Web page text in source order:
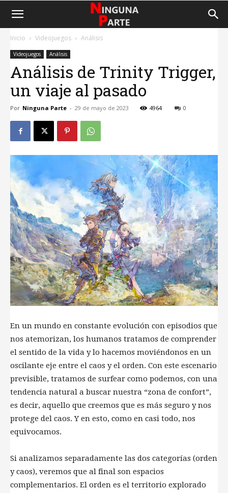
Inicio Videojuegos Análisis
Videojuegos Análisis
Análisis de Trinity Trigger,
un viaje al pasado
Por Ninguna Parte - 29 de mayo de 2023 4964 0
En un mundo en constante evolución con episodios que
nos atemorizan, los humanos tratamos de comprender
el sentido de la vida y lo hacemos moviéndonos en un
oscilante eje entre el caos y el orden. Con este escenario
previsible, tratamos de surfear como podemos, con una
tendencia natural a buscar nuestra “zona de confort”,
es decir, aquello que creemos que es más seguro y nos
protege del caos. Y en esto, como en casi todo, nos
equivocamos.
Si analizamos separadamente las dos categorías (orden
y caos), veremos que al final son espacios
complementarios. El orden es el territorio explorado